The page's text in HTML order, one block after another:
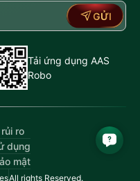
GỬI
Tải ứng dụng AAS
Robo
ro
dụng
mật
All rights Reserved.